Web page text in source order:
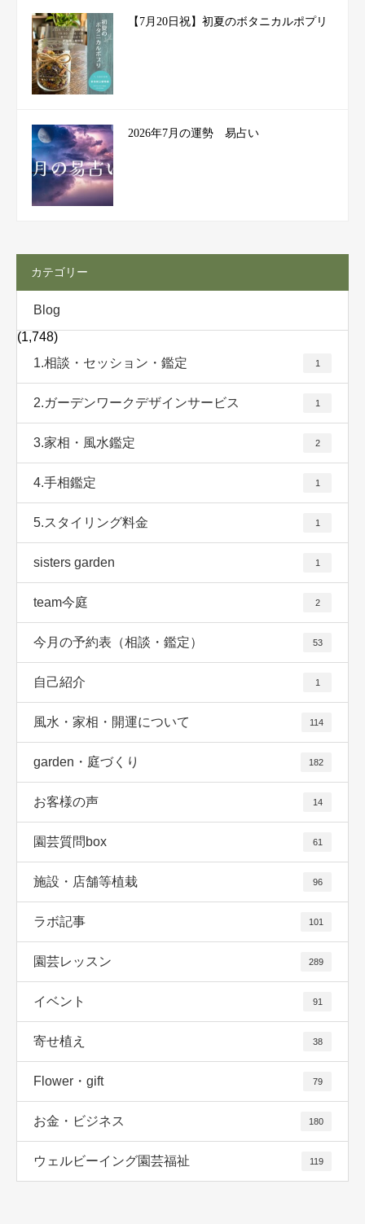
【7月20日祝】初夏のボタニカルポプリ
2026年7月の運勢 易占い
カテゴリー
Blog
(1,748)
1.相談・セッション・鑑定
1
2.ガーデンワークデザインサービス 1
3.家相・風水鑑定 2
4.手相鑑定 1
5.スタイリング料金 1
sisters garden 1
team今庭 2
今月の予約表（相談・鑑定） 53
自己紹介 1
風水・家相・開運について 114
garden・庭づくり 182
お客様の声 14
園芸質問box 61
施設・店舗等植栽 96
ラボ記事 101
園芸レッスン 289
イベント 91
寄せ植え 38
Flower・gift 79
お金・ビジネス 180
ウェルビーイング園芸福祉 119